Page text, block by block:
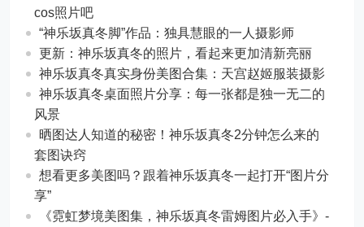
cos照片吧
“神乐坂真冬脚”作品：独具慧眼的一人摄影师
更新：神乐坂真冬的照片，看起来更加清新亮丽
神乐坂真冬真实身份美图合集：天宫赵姬服装摄影
神乐坂真冬桌面照片分享：每一张都是独一无二的
风景
晒图达人知道的秘密！神乐坂真冬2分钟怎么来的
套图诀窍
想看更多美图吗？跟着神乐坂真冬一起打开“图片分
享”
《霓虹梦境美图集，神乐坂真冬雷姆图片必入手》-